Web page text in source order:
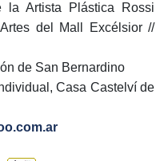
Artista Plástica Rossi
del Mall Excélsior //
de San Bernardino
Casa Castelví de